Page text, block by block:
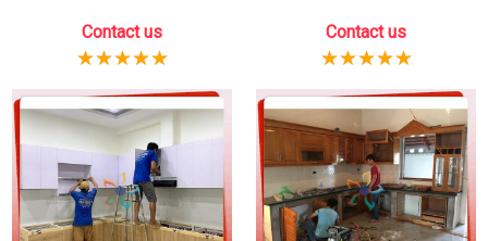
Contact us Contact us